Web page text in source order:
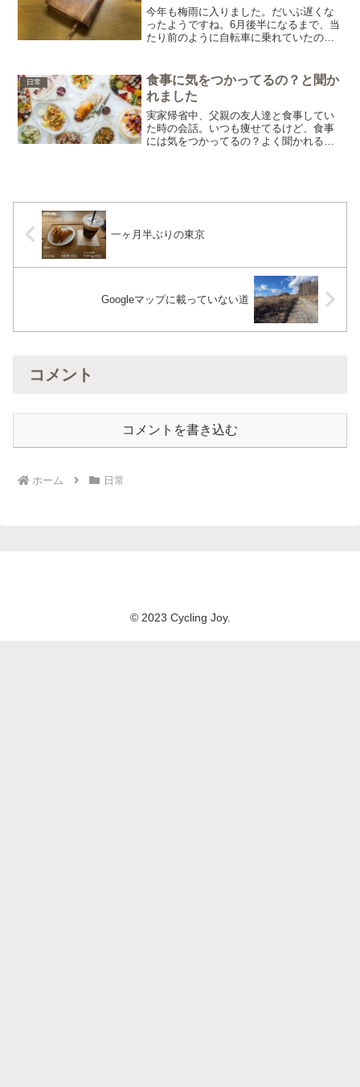
今年も梅雨に入りました。だいぶ遅くな
ったようですね。6月後半になるまで、当
たり前のように自転車に乗れていたのは
ながら一息つきますと、アウトドア派な
人間はふと気付くのです...
日常
食事に気をつかってるの？と聞か
れました
実家帰省中、父親の友人達と食事してい
た時の会話。いつも痩せてるけど、食事
には気をつかってるの？よく聞かれるこ
一ヶ月半ぶりの東京
Googleマップに載っていない道
コメント
コメントを書き込む
ホーム 日常
© 2023 Cycling Joy.